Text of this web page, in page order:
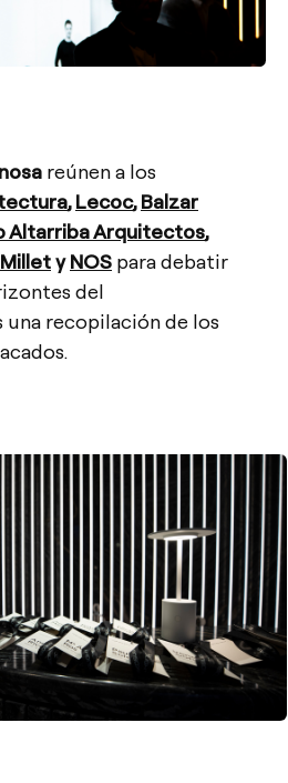
reúnen a los
,Lecoc,Balzar
Altarriba Arquitectos,
yNOS para debatir
del
una recopilación de los